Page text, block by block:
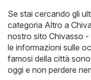
Se stai cercando gli
categoria Altro a
nostro sito Chivasso
le informazioni sulle
famosi della città sono
oggi e non perdere